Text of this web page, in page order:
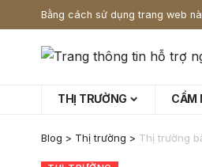
Bằng cách sử dụng trang web
THỊ TRƯỜNG CẨM
Blog > Thị trường > Thị trường